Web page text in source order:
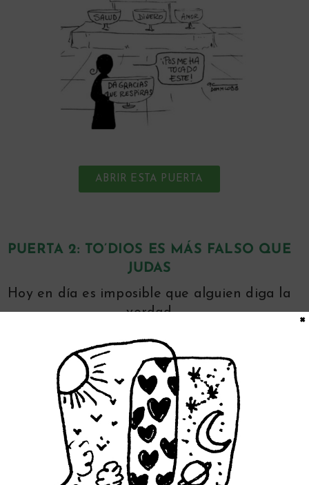
ABRIR ESTA PUERTA
PUERTA 2: TO’DIOS ES MÁS FALSO QUE
JUDAS
Hoy en día es imposible que alguien diga la
verdad
×